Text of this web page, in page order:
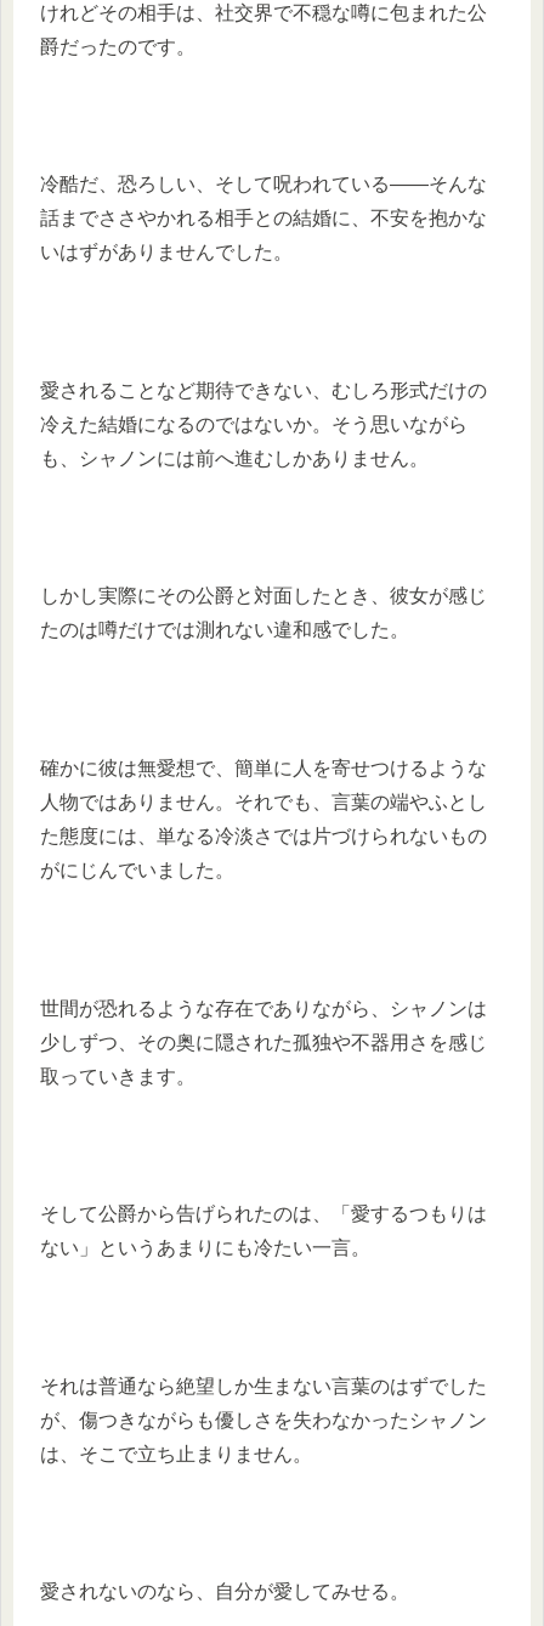
けれどその相手は、社交界で不穏な噂に包まれた公
爵だったのです。
冷酷だ、恐ろしい、そして呪われている――そんな
話までささやかれる相手との結婚に、不安を抱かな
いはずがありませんでした。
愛されることなど期待できない、むしろ形式だけの
冷えた結婚になるのではないか。そう思いながら
も、シャノンには前へ進むしかありません。
しかし実際にその公爵と対面したとき、彼女が感じ
たのは噂だけでは測れない違和感でした。
確かに彼は無愛想で、簡単に人を寄せつけるような
人物ではありません。それでも、言葉の端やふとし
た態度には、単なる冷淡さでは片づけられないもの
がにじんでいました。
世間が恐れるような存在でありながら、シャノンは
少しずつ、その奥に隠された孤独や不器用さを感じ
取っていきます。
そして公爵から告げられたのは、「愛するつもりは
ない」というあまりにも冷たい一言。
それは普通なら絶望しか生まない言葉のはずでした
が、傷つきながらも優しさを失わなかったシャノン
は、そこで立ち止まりません。
愛されないのなら、自分が愛してみせる。